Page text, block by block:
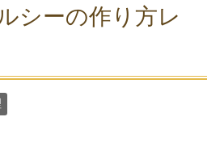
シーの作り方レ